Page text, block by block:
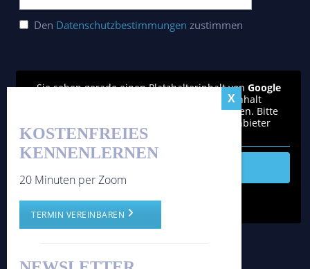
Den Datenschutzbestimmungen zustimmen
Sie sehen gerade einen Platzhalterinhalt von Google
. Um auf den eigentlichen Inhalt
zuzugreifen, klicken Sie auf den Button unten. Bitte
beachten Sie, dass dabei Daten an Drittanbieter
weitergegeben werden.
KOSTENFREIES
KENNENLERNEN
20 Minuten per Zoom
TERMIN VEREINBAREN